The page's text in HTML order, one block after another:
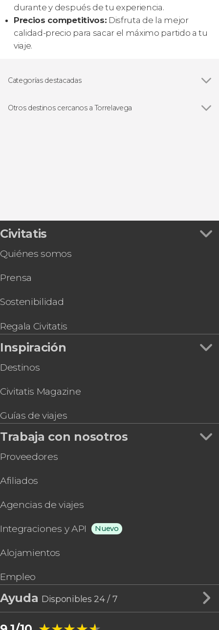
durante y después de tu experiencia.
Precios competitivos: Disfruta de la mejor
calidad-precio para sacar el máximo partido a tu
viaje.
Categorías destacadas
Otros destinos cercanos a Torrelavega
Civitatis
Quiénes somos
Prensa
Sostenibilidad
Regala Civitatis
Inspiración
Destinos
Civitatis Magazine
Guías de viajes
Trabaja con nosotros
Proveedores
Afiliados
Agencias de viajes
Integraciones y API Nuevo
Alojamientos
Empleo
Ayuda Disponibles 24 / 7